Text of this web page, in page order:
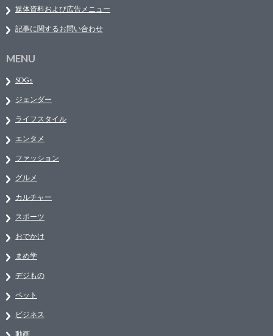
媒体資料および広告メニュー
記事に関するお問い合わせ
MENU
SDGs
ジェンダー
ライフスタイル
エンタメ
ファッション
グルメ
カルチャー
スポーツ
おでかけ
まめ学
デジもの
ペット
ビジネス
動画